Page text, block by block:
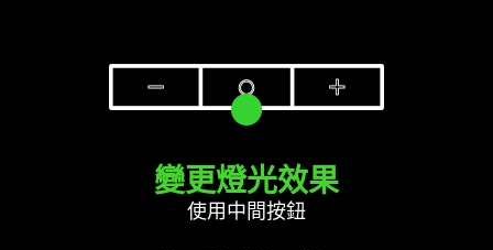
變更燈光效果
使用中間按鈕